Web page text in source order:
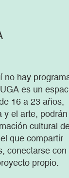
no hay
es un
16 a 23 años,
y el arte, podrán
cultural
que compartir
conectarse con
propio.